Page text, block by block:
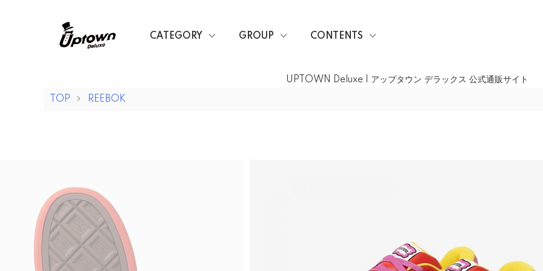
UPTOWN Deluxe | アップタウン デラックス 公式通販サイト
CATEGORY GROUP CONTENTS
TOP REEBOK